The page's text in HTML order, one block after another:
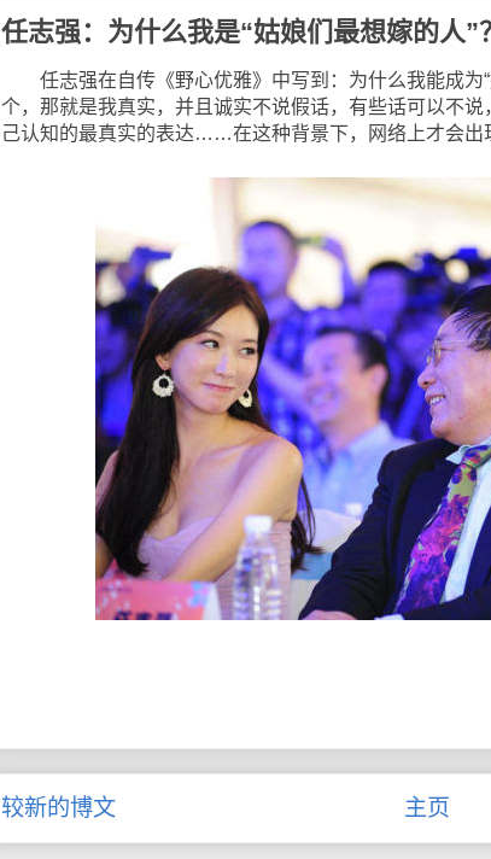
任志强：为什么我是“姑娘们最想嫁的人”？
任志强在自传《野心优雅》中写到：为什么我能成为“
个，那就是我真实，并且诚实不说假话，有些话可以不
己认知的最真实的表达……在这种背景下，网络上才会出
较新的博文 主页